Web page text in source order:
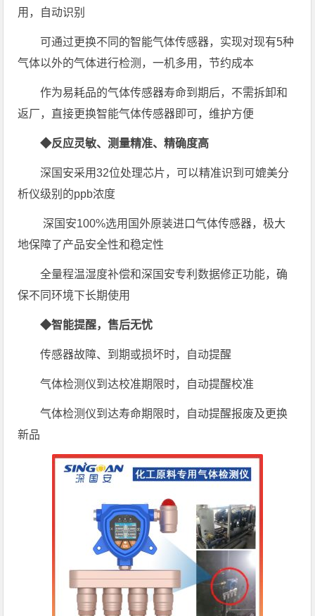
用，自动识别
可通过更换不同的智能气体传感器，实现对现有5种
气体以外的气体进行检测，一机多用，节约成本
作为易耗品的气体传感器寿命到期后，不需拆卸和
返厂，直接更换智能气体传感器即可，维护方便
◆反应灵敏、测量精准、精确度高
深国安采用32位处理芯片，可以精准识到可媲美分
析仪级别的ppb浓度
深国安100%选用国外原装进口气体传感器，极大
地保障了产品安全性和稳定性
全量程温湿度补偿和深国安专利数据修正功能，确
保不同环境下长期使用
◆智能提醒，售后无忧
传感器故障、到期或损坏时，自动提醒
气体检测仪到达校准期限时，自动提醒校准
气体检测仪到达寿命期限时，自动提醒报废及更换
新品